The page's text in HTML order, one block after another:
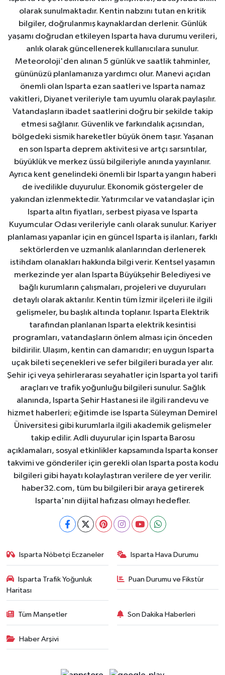
olarak sunulmaktadır. Kentin nabzını tutan en kritik
bilgiler, doğrulanmış kaynaklardan derlenir. Günlük
yaşamı doğrudan etkileyen Isparta hava durumu verileri,
anlık olarak güncellenerek kullanıcılara sunulur.
Meteoroloji'den alınan 5 günlük ve saatlik tahminler,
gününüzü planlamanıza yardımcı olur. Manevi açıdan
önemli olan Isparta ezan saatleri ve Isparta namaz
vakitleri, Diyanet verileriyle tam uyumlu olarak paylaşılır.
Vatandaşların ibadet saatlerini doğru bir şekilde takip
etmesi sağlanır. Güvenlik ve farkındalık açısından,
bölgedeki sismik hareketler büyük önem taşır. Yaşanan
en son Isparta deprem aktivitesi ve artçı sarsıntılar,
büyüklük ve merkez üssü bilgileriyle anında yayınlanır.
Ayrıca kent genelindeki önemli bir Isparta yangın haberi
de ivedilikle duyurulur. Ekonomik göstergeler de
yakından izlenmektedir. Yatırımcılar ve vatandaşlar için
Isparta altın fiyatları, serbest piyasa ve Isparta
Kuyumcular Odası verileriyle canlı olarak sunulur. Kariyer
planlaması yapanlar için en güncel Isparta iş ilanları, farklı
sektörlerden ve uzmanlık alanlarından derlenerek
istihdam olanakları hakkında bilgi verir. Kentsel yaşamın
merkezinde yer alan Isparta Büyükşehir Belediyesi ve
bağlı kurumların çalışmaları, projeleri ve duyuruları
detaylı olarak aktarılır. Kentin tüm İzmir ilçeleri ile ilgili
gelişmeler, bu başlık altında toplanır. Isparta Elektrik
tarafından planlanan Isparta elektrik kesintisi
programları, vatandaşların önlem alması için önceden
bildirilir. Ulaşım, kentin can damarıdır; en uygun Isparta
uçak bileti seçenekleri ve sefer bilgileri burada yer alır.
Şehir içi veya şehirlerarası seyahatler için Isparta yol tarifi
araçları ve trafik yoğunluğu bilgileri sunulur. Sağlık
alanında, Isparta Şehir Hastanesi ile ilgili randevu ve
hizmet haberleri; eğitimde ise Isparta Süleyman Demirel
Üniversitesi gibi kurumlarla ilgili akademik gelişmeler
takip edilir. Adli duyurular için Isparta Barosu
açıklamaları, sosyal etkinlikler kapsamında Isparta konser
takvimi ve gönderiler için gerekli olan Isparta posta kodu
bilgileri gibi hayatı kolaylaştıran verilere de yer verilir.
haber32.com, tüm bu bilgileri bir araya getirerek
Isparta'nın dijital hafızası olmayı hedefler.
Isparta Nöbetçi Eczaneler Isparta Hava Durumu
Isparta Trafik Yoğunluk
Haritası
Puan Durumu ve Fikstür
Tüm Manşetler Son Dakika Haberleri
Haber Arşivi